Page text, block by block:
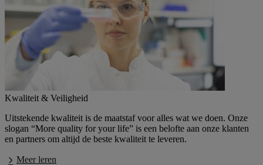
Kwaliteit & Veiligheid
Uitstekende kwaliteit is de maatstaf voor alles wat we doen. Onze
slogan “More quality for your life” is een belofte aan onze klanten
en partners om altijd de beste kwaliteit te leveren.
Meer leren